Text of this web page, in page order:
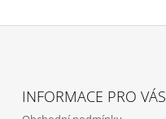
INFORMACE PRO VÁS